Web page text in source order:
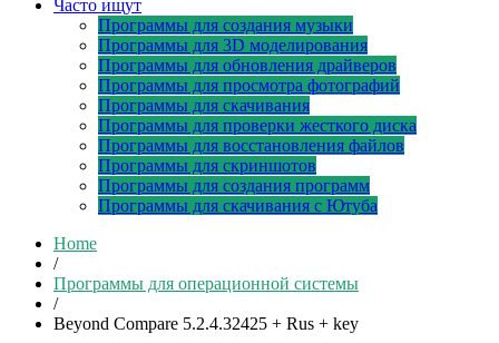
Часто ищут
Программы для создания музыки
Программы для 3D моделирования
Программы для обновления драйверов
Программы для просмотра фотографий
Программы для скачивания
Программы для проверки жесткого диска
Программы для восстановления файлов
Программы для скриншотов
Программы для создания программ
Программы для скачивания с Ютуба
Home
/
Программы для операционной системы
/
Beyond Compare 5.2.4.32425 + Rus + key